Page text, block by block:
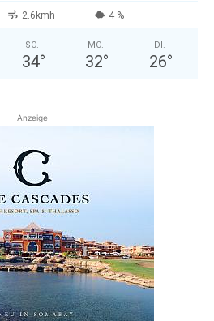
2.6kmh 4 %
SO.
34°
MO.
32°
DI.
26°
Anzeige